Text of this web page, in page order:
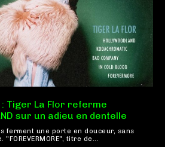
: Tiger La Flor referme
sur un adieu en dentelle
ferment une porte en douceur, sans
titre de...